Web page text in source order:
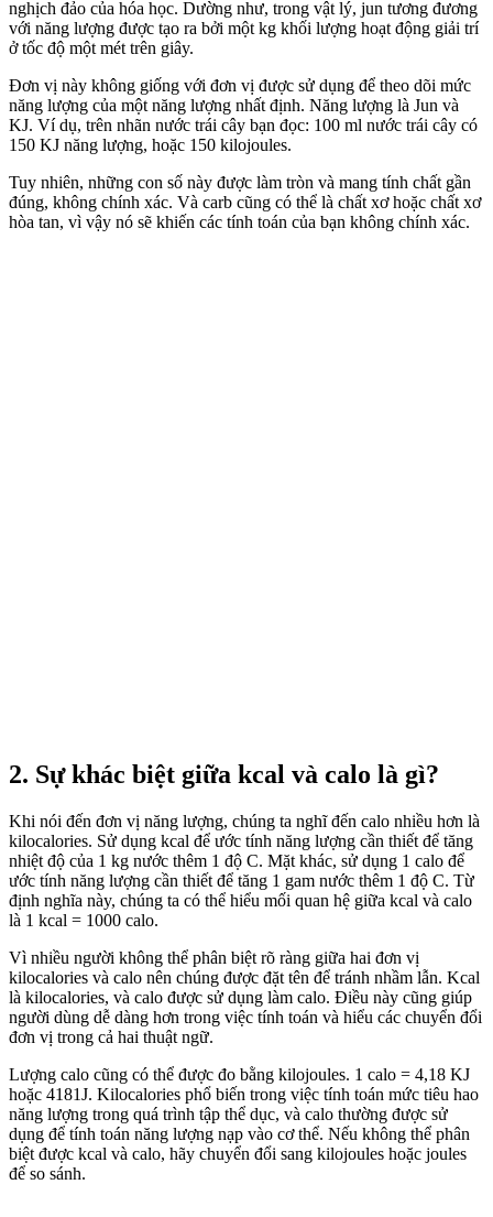
nghịch đảo của hóa học. Dường như, trong vật lý, jun tương đương
với năng lượng được tạo ra bởi một kg khối lượng hoạt động giải trí
ở tốc độ một mét trên giây.
Đơn vị này không giống với đơn vị được sử dụng để theo dõi mức
năng lượng của một năng lượng nhất định. Năng lượng là Jun và
KJ. Ví dụ, trên nhãn nước trái cây bạn đọc: 100 ml nước trái cây có
150 KJ năng lượng, hoặc 150 kilojoules.
Tuy nhiên, những con số này được làm tròn và mang tính chất gần
đúng, không chính xác. Và carb cũng có thể là chất xơ hoặc chất xơ
hòa tan, vì vậy nó sẽ khiến các tính toán của bạn không chính xác.
2. Sự khác biệt giữa kcal và calo là gì?
Khi nói đến đơn vị năng lượng, chúng ta nghĩ đến calo nhiều hơn là
kilocalories. Sử dụng kcal để ước tính năng lượng cần thiết để tăng
nhiệt độ của 1 kg nước thêm 1 độ C. Mặt khác, sử dụng 1 calo để
ước tính năng lượng cần thiết để tăng 1 gam nước thêm 1 độ C. Từ
định nghĩa này, chúng ta có thể hiểu mối quan hệ giữa kcal và calo
là 1 kcal = 1000 calo.
Vì nhiều người không thể phân biệt rõ ràng giữa hai đơn vị
kilocalories và calo nên chúng được đặt tên để tránh nhầm lẫn. Kcal
là kilocalories, và calo được sử dụng làm calo. Điều này cũng giúp
người dùng dễ dàng hơn trong việc tính toán và hiểu các chuyển đổi
đơn vị trong cả hai thuật ngữ.
Lượng calo cũng có thể được đo bằng kilojoules. 1 calo = 4,18 KJ
hoặc 4181J. Kilocalories phổ biến trong việc tính toán mức tiêu hao
năng lượng trong quá trình tập thể dục, và calo thường được sử
dụng để tính toán năng lượng nạp vào cơ thể. Nếu không thể phân
biệt được kcal và calo, hãy chuyển đổi sang kilojoules hoặc joules
để so sánh.